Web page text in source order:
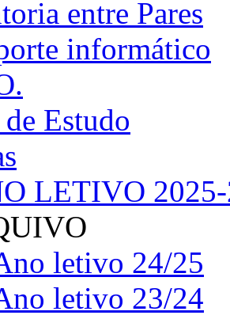
entre Pares
informático
de Estudo
LETIVO
letivo 24/25
letivo 23/24